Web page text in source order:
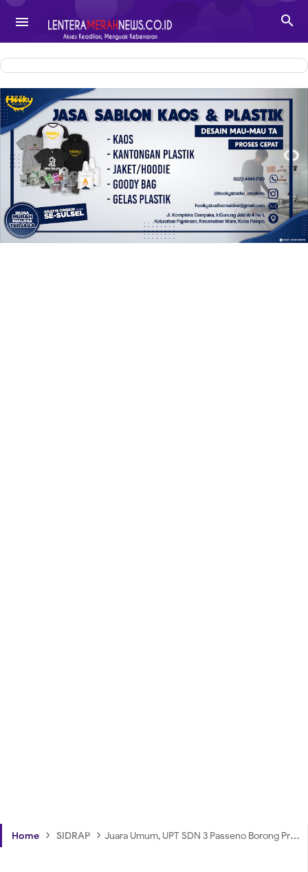
-->
 
Home › SIDRAP › Juara Umum, UPT SDN 3 Passeno Borong Prestasi di MTSN 1 Cup XXI